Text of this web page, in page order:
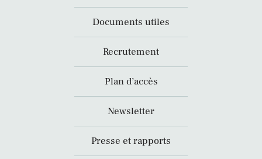
Documents utiles
Recrutement
Plan d’accès
Newsletter
Presse et rapports